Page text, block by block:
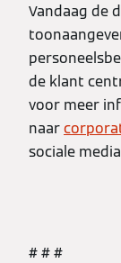
Vandaag de
de klant
voor meer
naar
sociale
# # #